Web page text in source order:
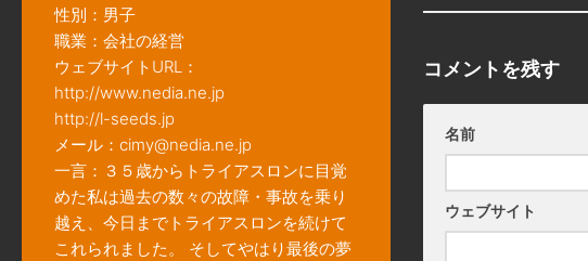
コメントを残す
名前
ウェブサイト
性別：男子
職業：会社の経営
ウェブサイトURL：
http://www.nedia.ne.jp
http://l-seeds.jp
メール：cimy@nedia.ne.jp
一言：３５歳からトライアスロンに目覚
めた私は過去の数々の故障・事故を乗り
越え、今日までトライアスロンを続けて
これられました。 そしてやはり最後の夢